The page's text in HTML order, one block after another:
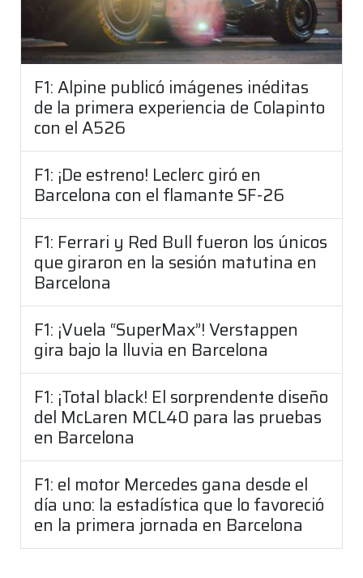
F1: Alpine publicó imágenes inéditas
de la primera experiencia de Colapinto
con el A526
F1: ¡De estreno! Leclerc giró en
Barcelona con el flamante SF-26
F1: Ferrari y Red Bull fueron los únicos
que giraron en la sesión matutina en
Barcelona
F1: ¡Vuela “SuperMax”! Verstappen
gira bajo la lluvia en Barcelona
F1: ¡Total black! El sorprendente diseño
del McLaren MCL40 para las pruebas
en Barcelona
F1: el motor Mercedes gana desde el
día uno: la estadística que lo favoreció
en la primera jornada en Barcelona